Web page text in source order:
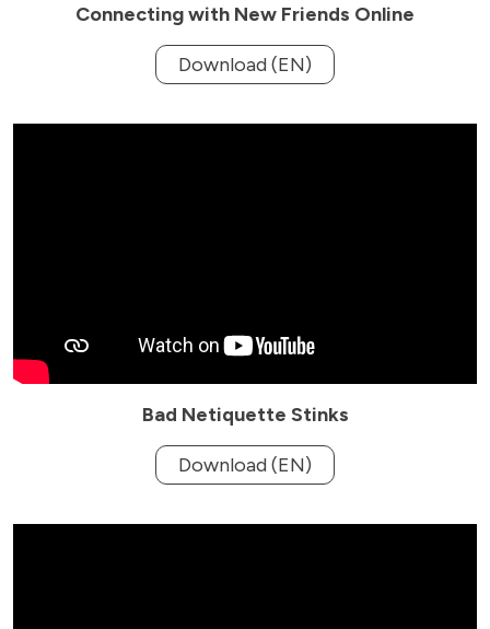
Connecting with New Friends Online
Download (EN)
Bad Netiquette Stinks
Download (EN)